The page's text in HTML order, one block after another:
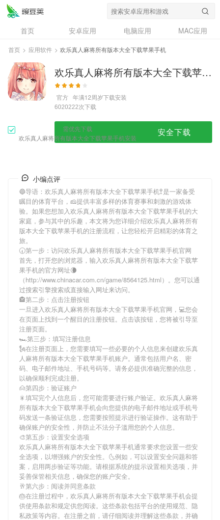
首页 安卓应用 电脑应用
MAC应用
资讯
专题 设计奖
问答
首页 > 应用软件 > 欢乐真人麻将所有版本大全下载苹果手机
欢乐真人麻将所有版本大全下载苹果手机
官方 年满12周岁下载安装
6020222次下载
需优先下载
欢乐真人麻将所有版本大全下载苹果手机安装
安全下载
小编点评
🔵导语： 欢乐真人麻将所有版本大全下载苹果手机🚏是一家备受
瞩目的体育平台，🧀提供丰富多样的体育赛事和刺激的游戏体
验。如果您想加入欢乐真人麻将所有版本大全下载苹果手机的大
家庭，参与其中的乐趣，本文将为您详细介绍欢乐真人麻将所有
版本大全下载苹果手机的注册流程，让您轻松开启精彩的体育之
旅。
🕢第一步：访问欢乐真人麻将所有版本大全下载苹果手机官网
首先，打开您的浏览器，输入欢乐真人麻将所有版本大全下载苹
果手机的官方网址🌘
（http://www.chinacar.com.cn/game/8564125.html）。您可以通
过搜索引擎搜索或直接输入网址来访问。
🏤第二步：点击注册按钮
一旦进入欢乐真人麻将所有版本大全下载苹果手机官网，💻您会
在页面上找到一个醒目的注册按钮。点击该按钮，您将被引导至
注册页面。
🏎第三步：填写注册信息
🗽在注册页面上，您需要填写一些必要的个人信息来创建欢乐真
人麻将所有版本大全下载苹果手机账户。通常包括用户名、密
码、电子邮件地址、手机号码等。请务必提供准确完整的信息，
以确保顺利完成注册。
🙍第四步：验证账户
🎇填写完个人信息后，您可能需要进行账户验证。 欢乐真人麻将
所有版本大全下载苹果手机会向您提供的电子邮件地址或手机号
码发送一条验证信息，您需要按照提示进行验证操作。这有助于
确保账户的安全性，并防止不法分子滥用您的个人信息。
🎨第五步：设置安全选项
欢乐真人麻将所有版本大全下载苹果手机通常要求您设置一些安
全选项，以增强账户的安全性。🌜例如，可以设置安全问题和答
案，启用两步验证等功能。请根据系统的提示设置相关选项，并
妥善保管相关信息，确保您的账户安全。
🥂第六步：阅读并同意条款
🎂在注册过程中， 欢乐真人麻将所有版本大全下载苹果手机会提
供使用条款和规定供您阅读。这些条款包括平台的使用规范、隐
私政策等内容。在注册之前，请仔细阅读并理解这些条款，并确